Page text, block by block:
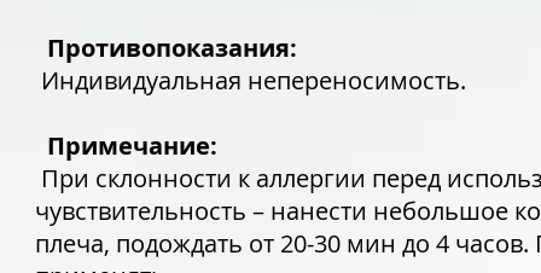
Противопоказания:
Индивидуальная непереносимость.
Примечание:
При склонности к аллергии перед
чувствительность – нанести небольшое
плеча, подождать от 20-30 мин до 4